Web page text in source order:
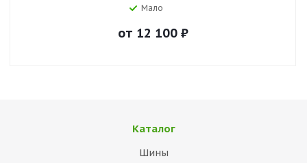
Мало
от 12 100₽
Каталог
Шины